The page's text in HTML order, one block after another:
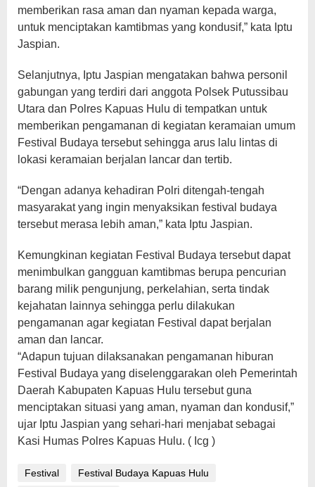
memberikan rasa aman dan nyaman kepada warga,
untuk menciptakan kamtibmas yang kondusif,” kata Iptu
Jaspian.
Selanjutnya, Iptu Jaspian mengatakan bahwa personil
gabungan yang terdiri dari anggota Polsek Putussibau
Utara dan Polres Kapuas Hulu di tempatkan untuk
memberikan pengamanan di kegiatan keramaian umum
Festival Budaya tersebut sehingga arus lalu lintas di
lokasi keramaian berjalan lancar dan tertib.
“Dengan adanya kehadiran Polri ditengah-tengah
masyarakat yang ingin menyaksikan festival budaya
tersebut merasa lebih aman,” kata Iptu Jaspian.
Kemungkinan kegiatan Festival Budaya tersebut dapat
menimbulkan gangguan kamtibmas berupa pencurian
barang milik pengunjung, perkelahian, serta tindak
kejahatan lainnya sehingga perlu dilakukan
pengamanan agar kegiatan Festival dapat berjalan
aman dan lancar.
“Adapun tujuan dilaksanakan pengamanan hiburan
Festival Budaya yang diselenggarakan oleh Pemerintah
Daerah Kabupaten Kapuas Hulu tersebut guna
menciptakan situasi yang aman, nyaman dan kondusif,”
ujar Iptu Jaspian yang sehari-hari menjabat sebagai
Kasi Humas Polres Kapuas Hulu. ( Icg )
Festival
Festival Budaya Kapuas Hulu